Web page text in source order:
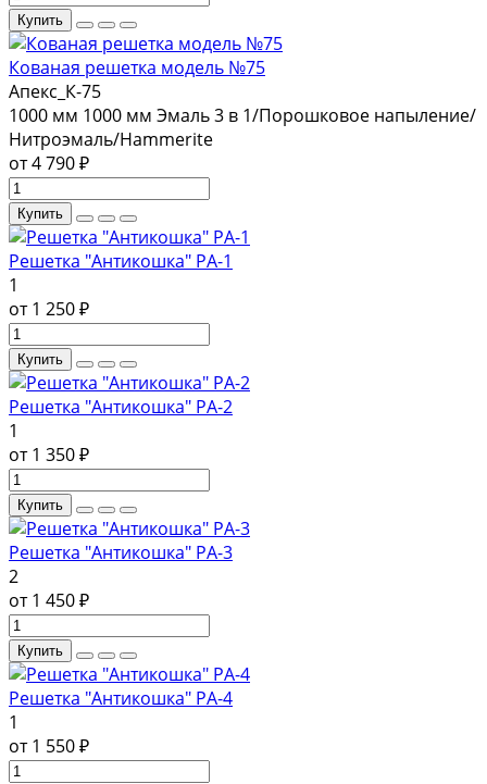
Купить
Кованая решетка модель №75
Апекс_К-75
1000 мм 1000 мм Эмаль 3 в 1/Порошковое напыление/
Нитроэмаль/Hammerite
от 4 790 ₽
Купить
Решетка "Антикошка" РА-1
1
от 1 250 ₽
Купить
Решетка "Антикошка" РА-2
1
от 1 350 ₽
Купить
Решетка "Антикошка" РА-3
2
от 1 450 ₽
Купить
Решетка "Антикошка" РА-4
1
от 1 550 ₽